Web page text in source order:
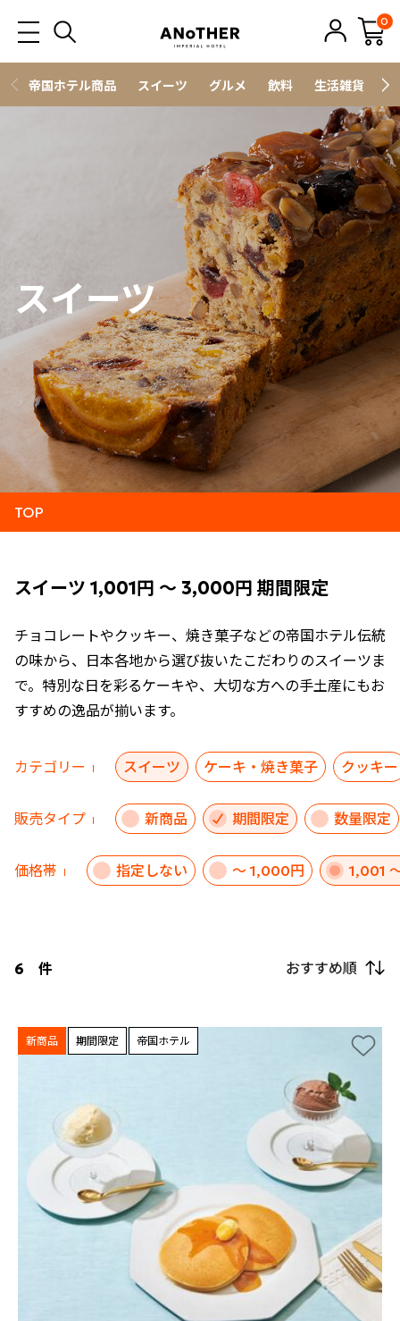
0
帝国ホテル商品 スイーツ グルメ 飲料 生活雑貨
スイーツ
TOP
スイーツ 1,001円 ～ 3,000円 期間限定
チョコレートやクッキー、焼き菓子などの帝国ホテル伝統
の味から、日本各地から選び抜いたこだわりのスイーツま
で。特別な日を彩るケーキや、大切な方への手土産にもお
すすめの逸品が揃います。
カテゴリー スイーツ ケーキ・焼き菓子 クッキー
販売タイプ 新商品 期間限定 数量限定
価格帯 指定しない ～ 1,000円 1,001
6 件 おすすめ順
新商品 期間限定 帝国ホテル